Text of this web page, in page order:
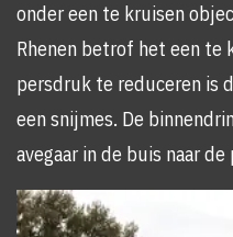
onder een te kruisen
Rhenen betrof het een te
persdruk te reduceren is
een snijmes. De
avegaar in de buis naar